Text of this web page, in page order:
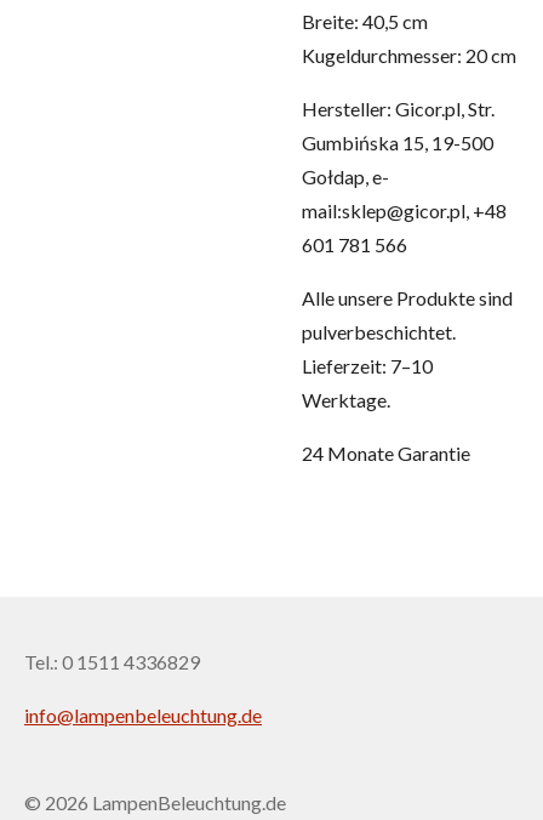
Breite: 40,5 cm
Kugeldurchmesser: 20 cm
Hersteller: Gicor.pl, Str.
Gumbińska 15, 19-500
Gołdap, e-
mail:sklep@gicor.pl, +48
601 781 566
Alle unsere Produkte sind
pulverbeschichtet.
Lieferzeit: 7–10
Werktage.
24 Monate Garantie
Tel.: 0 1511 4336829
info@lampenbeleuchtung.de
© 2026 LampenBeleuchtung.de